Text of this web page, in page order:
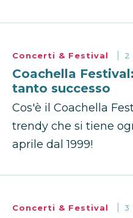
Concerti & Festival 2
Coachella
tanto successo
Cos'è il Coachella
trendy che si tiene
aprile dal 1999!
Concerti & Festival 3